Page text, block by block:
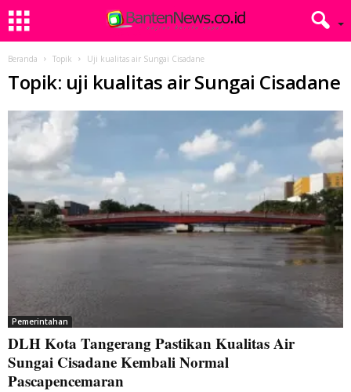
Beranda Topik Uji kualitas air Sungai Cisadane
Topik: uji kualitas air Sungai Cisadane
Pemerintahan
DLH Kota Tangerang Pastikan Kualitas Air
Sungai Cisadane Kembali Normal
Pascapencemaran